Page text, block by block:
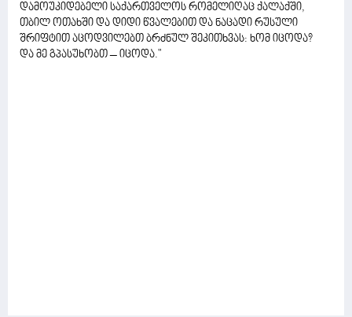
დამოუკიდებელი საქართველოს რომელიღაც ქალაქში,
თბილ ოთახში და დიდი წვალებით და ნაცადი რუსული
შრიფტით აცოდვილებთ ბრძნულ შეკითხვას: ხომ იცოდა?
და მე გპასუხობთ – იცოდა."